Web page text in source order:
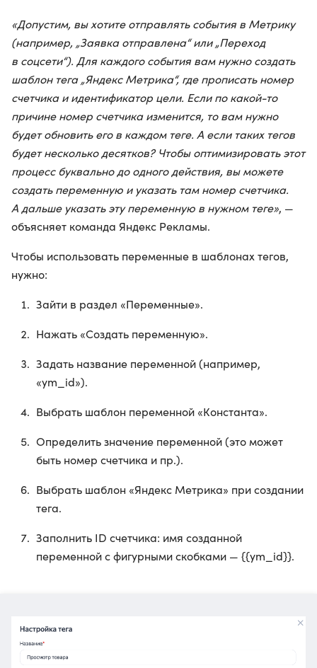
«Допустим, вы хотите отправлять события в Метрику
(например, „Заявка отправлена“ или „Переход
в соцсети“). Для каждого события вам нужно создать
шаблон тега „Яндекс Метрика“, где прописать номер
счетчика и идентификатор цели. Если по какой-то
причине номер счетчика изменится, то вам нужно
будет обновить его в каждом теге. А если таких тегов
будет несколько десятков? Чтобы оптимизировать этот
процесс буквально до одного действия, вы можете
создать переменную и указать там номер счетчика.
А дальше указать эту переменную в нужном теге», —
объясняет команда Яндекс Рекламы.
Чтобы использовать переменные в шаблонах тегов,
нужно:
Зайти в раздел «Переменные».
Нажать «Создать переменную».
Задать название переменной (например,
«ym_id»).
Выбрать шаблон переменной «Константа».
Определить значение переменной (это может
быть номер счетчика и пр.).
Выбрать шаблон «Яндекс Метрика» при создании
тега.
Заполнить ID счетчика: имя созданной
переменной с фигурными скобками — {{ym_id}}.